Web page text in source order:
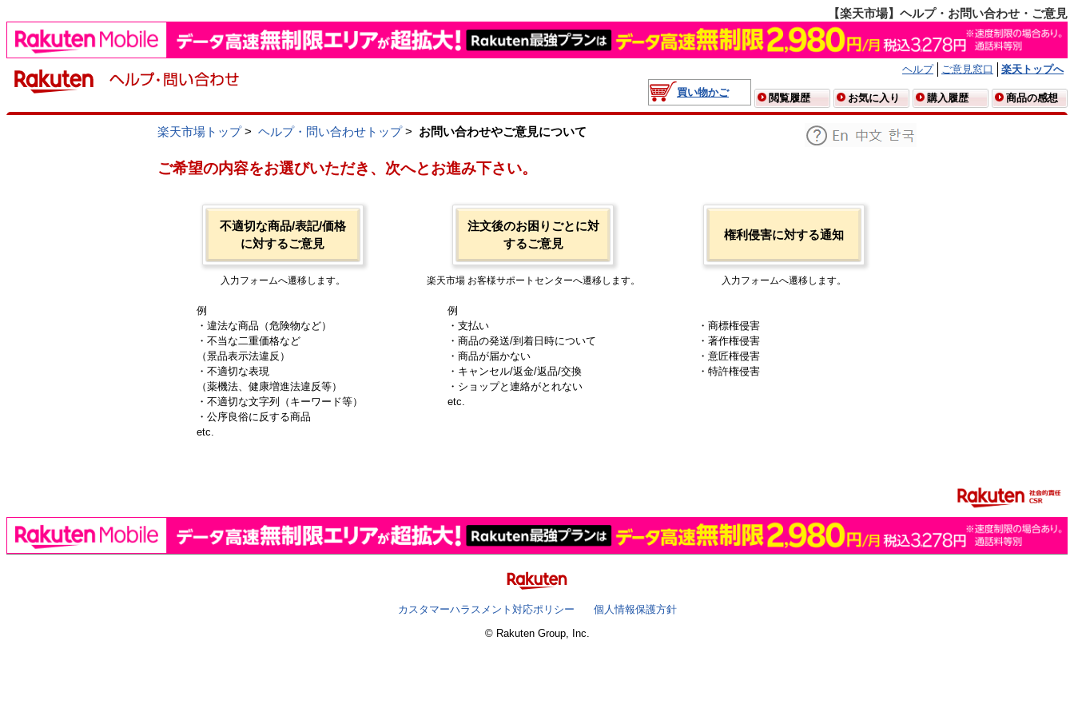
【楽天市場】ヘルプ・お問い合わせ・ご意見
ヘルプ ご意見窓口
楽天トップへ
買い物かご
閲覧履歴 お気に入り 購入履歴 商品の感想
楽天市場トップ> ヘルプ・問い合わせトップ> お問い合わせやご意見について
ご希望の内容をお選びいただき、次へとお進み下さい。
不適切な商品/表記/価格
に対するご意見
入力フォームへ遷移します。
例
・違法な商品（危険物など）
・不当な二重価格など
（景品表示法違反）
・不適切な表現
（薬機法、健康増進法違反等）
・不適切な文字列（キーワード等）
・公序良俗に反する商品
etc.
注文後のお困りごとに対
するご意見
楽天市場 お客様サポートセンターへ遷移します。
例
・支払い
・商品の発送/到着日時について
・商品が届かない
・キャンセル/返金/返品/交換
・ショップと連絡がとれない
etc.
権利侵害に対する通知
入力フォームへ遷移します。
・商標権侵害
・著作権侵害
・意匠権侵害
・特許権侵害
カスタマーハラスメント対応ポリシー
個人情報保護方針
© Rakuten Group, Inc.